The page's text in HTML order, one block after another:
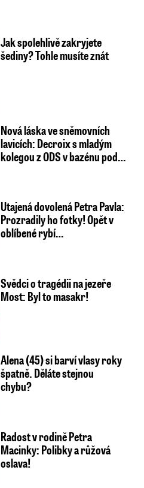
Jak spolehlivě zakryjete
šediny? Tohle musíte znát
Nová láska ve sněmovních
lavicích: Decroix s mladým
kolegou z ODS v bazénu pod…
Utajená dovolená Petra Pavla:
Prozradily ho fotky! Opět v
oblíbené rybí…
Svědci o tragédii na jezeře
Most: Byl to masakr!
Alena (45) si barví vlasy roky
špatně. Děláte stejnou
chybu?
Radost v rodině Petra
Macinky: Polibky a růžová
oslava!